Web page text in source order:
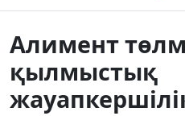
Алимент
қылмыстық